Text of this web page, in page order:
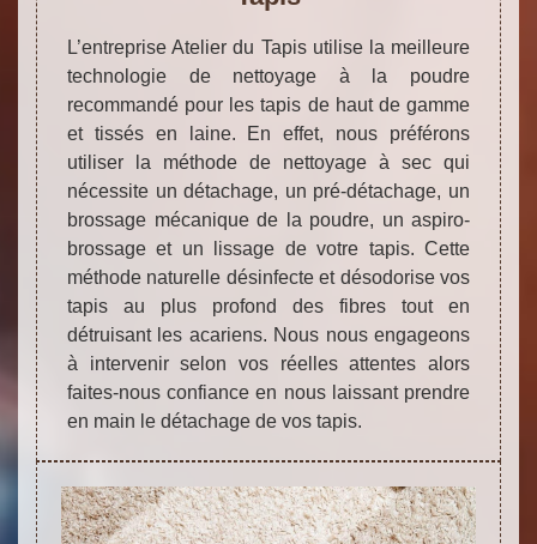
L’entreprise Atelier du Tapis utilise la meilleure
technologie de nettoyage à la poudre
recommandé pour les tapis de haut de gamme
et tissés en laine. En effet, nous préférons
utiliser la méthode de nettoyage à sec qui
nécessite un détachage, un pré-détachage, un
brossage mécanique de la poudre, un aspiro-
brossage et un lissage de votre tapis. Cette
méthode naturelle désinfecte et désodorise vos
tapis au plus profond des fibres tout en
détruisant les acariens. Nous nous engageons
à intervenir selon vos réelles attentes alors
faites-nous confiance en nous laissant prendre
en main le détachage de vos tapis.